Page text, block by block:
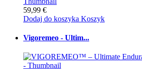
59,99 €
Dodaj do koszyka Koszyk
Vigoremeo - Ultim...